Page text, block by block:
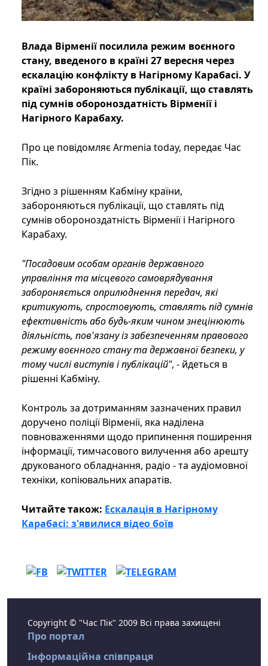
Влада Вірменії посилила режим воєнного
стану, введеного в країні 27 вересня через
ескалацію конфлікту в Нагірному Карабасі. У
країні забороняються публікації, що ставлять
під сумнів обороноздатність Вірменії і
Нагірного Карабаху.
Про це повідомляє Armenia today, передає Час
Пік.
Згідно з рішенням Кабміну країни,
забороняються публікації, що ставлять під
сумнів обороноздатність Вірменії і Нагірного
Карабаху.
"Посадовим особам органів державного
управління та місцевого самоврядування
забороняється оприлюднення передач, які
критикують, спростовують, ставлять під сумнів
ефективність або будь-яким чином знецінюють
діяльність, пов'язану із забезпеченням правового
режиму воєнного стану та державної безпеки, у
тому числі виступів і публікацій", - йдеться в
рішенні Кабміну.
Контроль за дотриманням зазначених правил
доручено поліції Вірменії, яка наділена
повноваженнями щодо припинення поширення
інформації, тимчасового вилучення або арешту
друкованого обладнання, радіо - та аудіомовної
техніки, копіювальних апаратів.
Читайте також: Ескалація в Нагірному
Карабасі: з'явилися відео боїв
Copyright © "Час Пік" 2009 Всі права захищені
Про портал
Інформаційна співпраця